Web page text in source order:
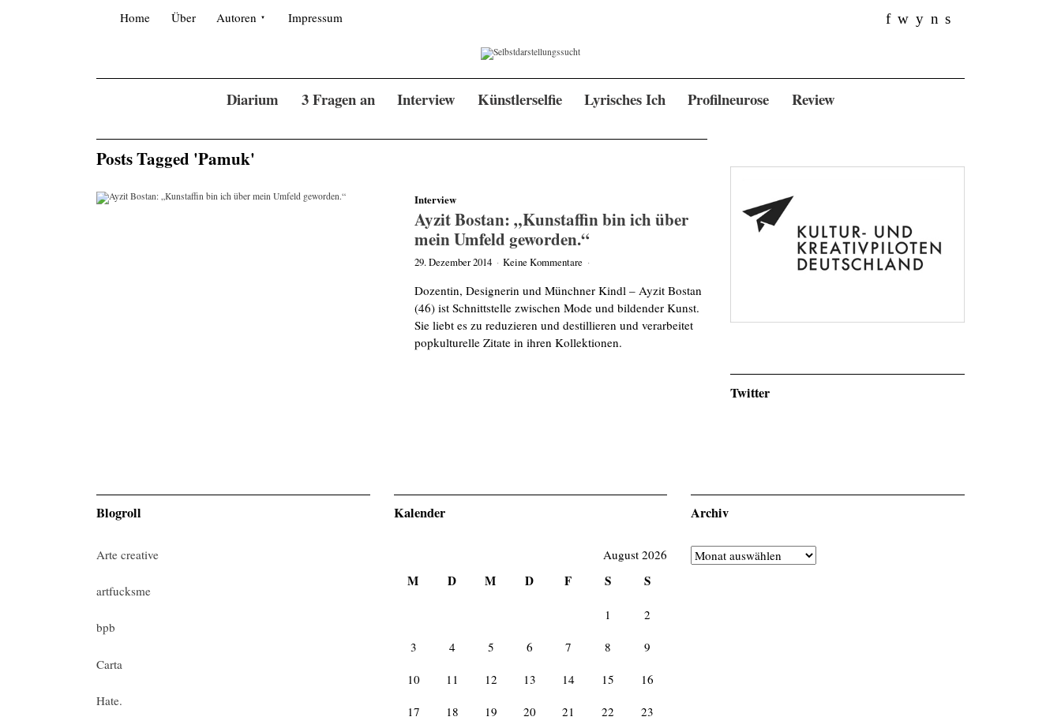
f w y n s
Home Über Autoren Impressum
Diarium 3 Fragen an Interview Künstlerselfie Lyrisches Ich Profilneurose Review
Posts Tagged 'Pamuk'
Interview
Ayzit Bostan: „Kunstaffin bin ich über
mein Umfeld geworden.“
29. Dezember 2014 · Keine Kommentare ·
Dozentin, Designerin und Münchner Kindl – Ayzit Bostan
(46) ist Schnittstelle zwischen Mode und bildender Kunst.
Sie liebt es zu reduzieren und destillieren und verarbeitet
popkulturelle Zitate in ihren Kollektionen.
Twitter
Blogroll
Arte creative
artfucksme
bpb
Carta
Hate.
Kalender
August 2026
M D M D F S S
1 2
3 4 5 6 7 8 9
10 11 12 13 14 15 16
17 18 19 20 21 22 23
Archiv
Archiv